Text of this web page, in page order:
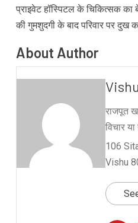
प्राइवेट हॉस्पिटल के चिकित्सक का
की गुमशुदगी के बाद परिवार पर दुख
About Author
राजपूत
विचार
106
Vishu